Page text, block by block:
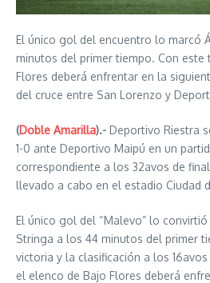
El único gol del encuentro lo marcó
minutos del primer tiempo. Con este
Flores deberá enfrentar en la
del cruce entre San Lorenzo y
(Doble Amarilla).- Deportivo Riestra
1-0 ante Deportivo Maipú en un
correspondiente a los 32avos de
llevado a cabo en el estadio Ciudad
El único gol del “Malevo” lo
Stringa a los 44 minutos del primer
victoria y la clasificación a los
el elenco de Bajo Flores deberá